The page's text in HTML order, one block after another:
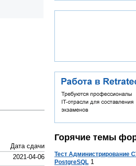
Дата сдачи
2021-04-06
Горячие темы
Тест Администрирование
PostgreSQL 1